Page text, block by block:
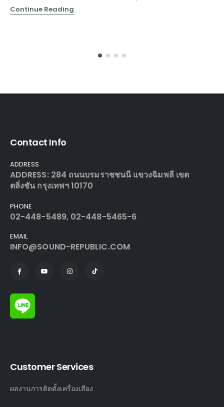
Continue Reading
Contact Info
ADDRESS
ADDRESS: 284 ถนนบรมราชชนนี แขวงฉิมพลี เขต
ตลิ่งชัน กรุงเทพฯ 10170
PHONE
02-448-5489, 02-448-5465-6
EMAIL
INFO@SOUND-REPUBLIC.COM
Customer Services
ผลงานการติดตั้งเครื่องเสียง